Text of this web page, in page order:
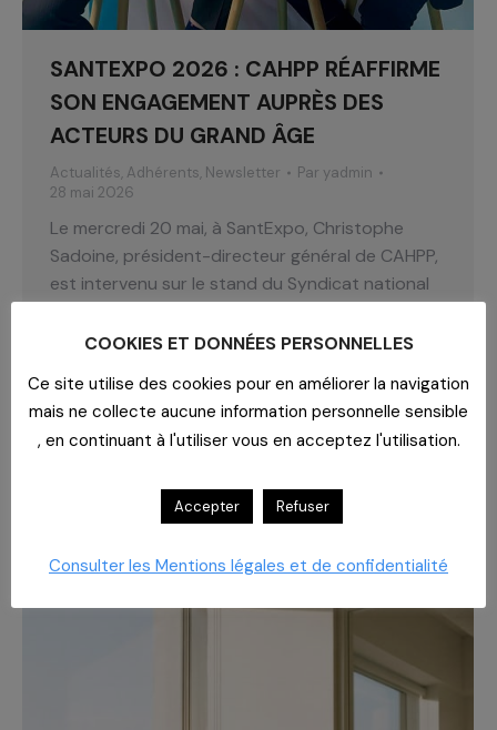
SANTEXPO 2026 : CAHPP RÉAFFIRME
SON ENGAGEMENT AUPRÈS DES
ACTEURS DU GRAND ÂGE
Actualités, Adhérents, Newsletter Par yadmin
28 mai 2026
Le mercredi 20 mai, à SantExpo, Christophe
Sadoine, président-directeur général de CAHPP,
est intervenu sur le stand du Syndicat national
personnes âgées (Synerpa) pour échanger sur
médicalisation croissante des établissements,
attractivité des métiers, transition énergétique,
certification des établissements médico-
réaffirme son engagement auprès des acteurs
COOKIES ET DONNÉES PERSONNELLES
Ce site utilise des cookies pour en améliorer la navigation
mais ne collecte aucune information personnelle sensible
, en continuant à l'utiliser vous en acceptez l'utilisation.
Accepter Refuser
Consulter les Mentions légales et de confidentialité